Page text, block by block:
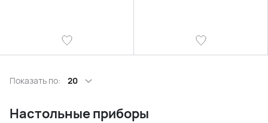
Показать по: 20
Настольные приборы